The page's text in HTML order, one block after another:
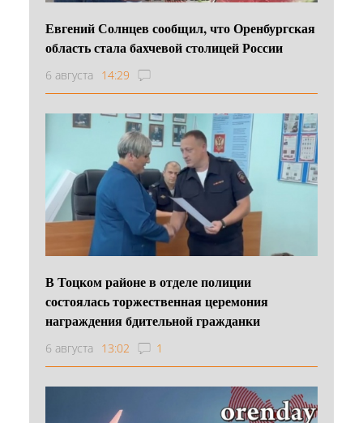
Евгений Солнцев сообщил, что Оренбургская
область стала бахчевой столицей России
6 августа 14:29
В Тоцком районе в отделе полиции
состоялась торжественная церемония
награждения бдительной гражданки
6 августа 13:02 1